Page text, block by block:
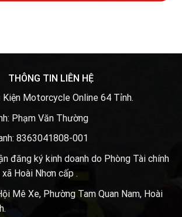
THÔNG TIN LIÊN HỆ
Kiện Motorcycle Online 64 Tỉnh.
Phạm Văn Thường
8363041808-001
đăng ký kinh doanh do Phòng Tài chính
Hoài Nhơn cấp .
Mê Xe, Phường Tam Quan Nam, Hoài